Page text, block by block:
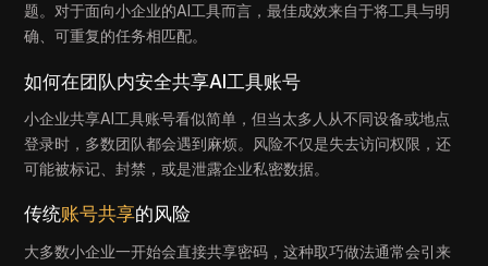
题。对于面向小企业的AI工具而言，最佳成效来自于将工具与明
确、可重复的任务相匹配。
如何在团队内安全共享AI工具账号
小企业共享AI工具账号看似简单，但当太多人从不同设备或地点
登录时，多数团队都会遇到麻烦。风险不仅是失去访问权限，还
可能被标记、封禁，或是泄露企业私密数据。
传统账号共享的风险
大多数小企业一开始会直接共享密码，这种取巧做法通常会引来